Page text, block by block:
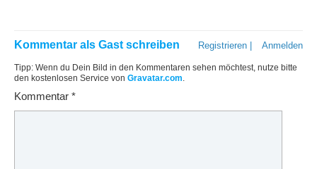
Anmelden
Registrieren
Kommentar als Gast schreiben
Tipp: Wenn du Dein Bild in den Kommentaren sehen möchtest, nutze bitte
den kostenlosen Service von Gravatar.com
Kommentar *